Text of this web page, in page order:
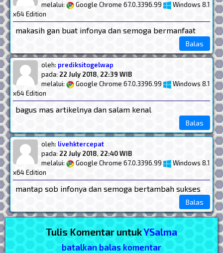
melalui:
Google Chrome 67.0.3396.99
Windows 8.1
x64 Edition
makasih gan buat infonya dan semoga bermanfaat
Balas
oleh: prediksitogelwap
pada: 22 July 2018, 22:39 WIB
melalui:
Google Chrome 67.0.3396.99
Windows 8.1
x64 Edition
bagus mas artikelnya dan salam kenal
Balas
oleh: livehktercepat
pada: 22 July 2018, 22:40 WIB
melalui:
Google Chrome 67.0.3396.99
Windows 8.1
x64 Edition
mantap sob infonya dan semoga bertambah sukses
Balas
Tulis Komentar untukYSalma
batalkan balas komentar